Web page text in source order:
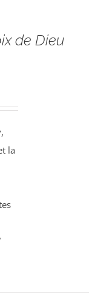
de Dieu
la